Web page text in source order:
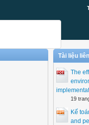
Tài liệu
The
19
Kế
and